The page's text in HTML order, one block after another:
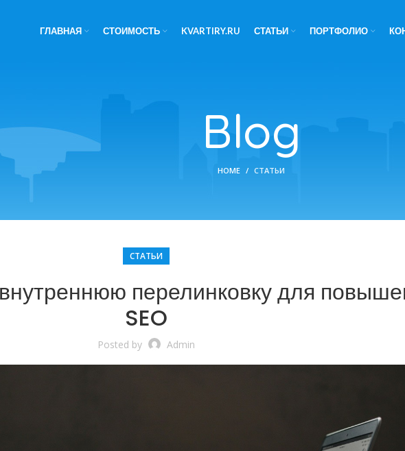
ГЛАВНАЯ СТОИМОСТЬ KVARTIRY.RU СТАТЬИ ПОРТФОЛИО
Blog
HOME СТАТЬИ
СТАТЬИ
перелинковку для
SEO
Posted by Admin